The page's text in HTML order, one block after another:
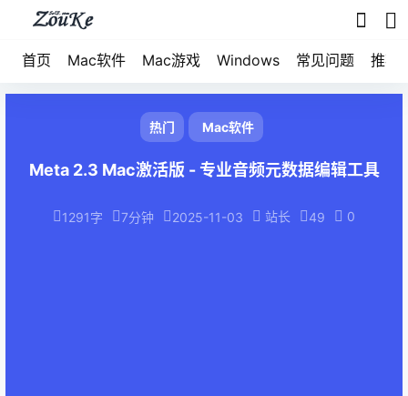
首页 Mac软件 Mac游戏 Windows 常见问题 推荐
热门 Mac软件
Meta 2.3 Mac激活版 - 专业音频元数据编辑工具
1291字 7分钟 2025-11-03 站长 49 0